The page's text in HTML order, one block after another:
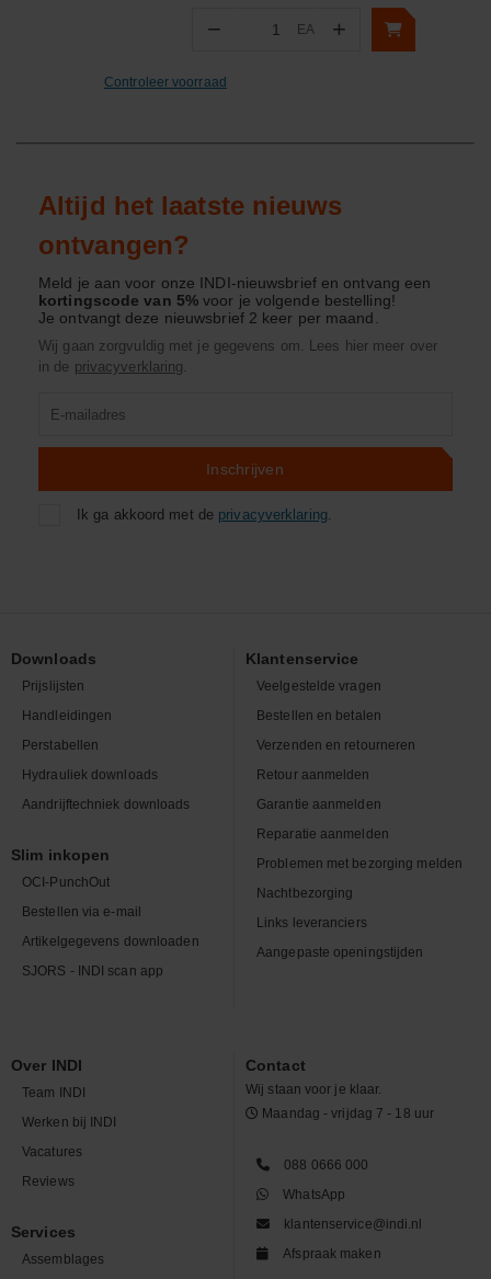
− Aantal
EA +
Controleer voorraad
Altijd het laatste nieuws
ontvangen?
Meld je aan voor onze INDI-nieuwsbrief en ontvang een
kortingscode van 5%voor je volgende bestelling!
Je ontvangt deze nieuwsbrief 2 keer per maand.
Wij gaan zorgvuldig met je gegevens om. Lees hier meer over
in de privacyverklaring.
Inschrijven
Ik ga akkoord met de privacyverklaring.
Downloads
Prijslijsten
Handleidingen
Perstabellen
Hydrauliek downloads
Aandrijftechniek downloads
Slim inkopen
OCI-PunchOut
Bestellen via e-mail
Artikelgegevens downloaden
SJORS - INDI scan app
Klantenservice
Veelgestelde vragen
Bestellen en betalen
Verzenden en retourneren
Retour aanmelden
Garantie aanmelden
Reparatie aanmelden
Problemen met bezorging melden
Nachtbezorging
Links leveranciers
Aangepaste openingstijden
Over INDI
Team INDI
Werken bij INDI
Vacatures
Reviews
Services
Assemblages
Contact
Wij staan voor je klaar.
Maandag - vrijdag 7 - 18 uur
088 0666 000
WhatsApp
klantenservice@indi.nl
Afspraak maken